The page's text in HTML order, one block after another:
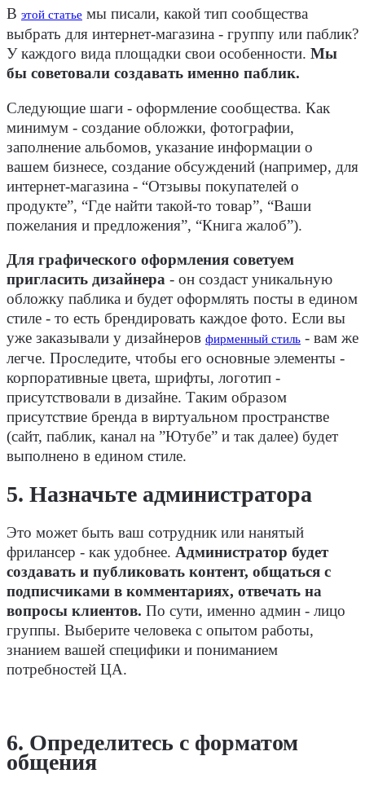
В этой статье мы писали, какой тип сообщества
выбрать для интернет-магазина - группу или паблик?
У каждого вида площадки свои особенности. Мы
бы советовали создавать именно паблик.
Следующие шаги - оформление сообщества. Как
минимум - создание обложки, фотографии,
заполнение альбомов, указание информации о
вашем бизнесе, создание обсуждений (например, для
интернет-магазина - “Отзывы покупателей о
продукте”, “Где найти такой-то товар”, “Ваши
пожелания и предложения”, “Книга жалоб”).
Для графического оформления советуем
пригласить дизайнера - он создаст уникальную
обложку паблика и будет оформлять посты в едином
стиле - то есть брендировать каждое фото. Если вы
уже заказывали у дизайнеров фирменный стиль - вам же
легче. Проследите, чтобы его основные элементы -
корпоративные цвета, шрифты, логотип -
присутствовали в дизайне. Таким образом
присутствие бренда в виртуальном пространстве
(сайт, паблик, канал на ”Ютубе” и так далее) будет
выполнено в едином стиле.
5. Назначьте администратора
Это может быть ваш сотрудник или нанятый
фрилансер - как удобнее. Администратор будет
создавать и публиковать контент, общаться с
подписчиками в комментариях, отвечать на
вопросы клиентов. По сути, именно админ - лицо
группы. Выберите человека с опытом работы,
знанием вашей специфики и пониманием
потребностей ЦА.
6. Определитесь с форматом
общения